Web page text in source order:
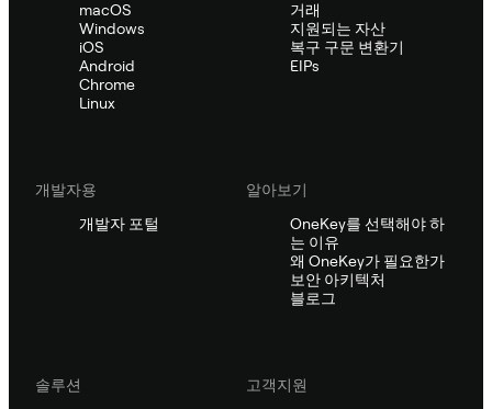
macOS
Windows
iOS
Android
Chrome
Linux
거래
지원되는 자산
복구 구문 변환기
EIPs
개발자용
개발자 포털
알아보기
OneKey를 선택해야 하
는 이유
왜 OneKey가 필요한가
보안 아키텍처
블로그
솔루션
고객지원